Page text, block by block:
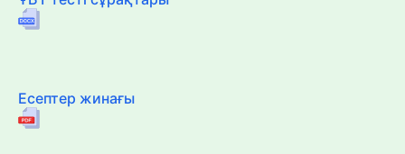
Есептер жинағы